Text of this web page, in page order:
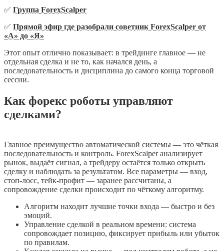
✅ Группа ForexScalper
✅ Прямой эфир где разобрали советник ForexScalper от
«А» до «Я»
Этот опыт отлично показывает: в трейдинге главное — не
отдельная сделка и не то, как начался день, а
последовательность и дисциплина до самого конца торговой
сессии.
Как форекс роботы управляют
сделками?
Главное преимущество автоматической системы — это чёткая
последовательность и контроль. ForexScalper анализирует
рынок, выдаёт сигнал, а трейдеру остаётся только открыть
сделку и наблюдать за результатом. Все параметры — вход,
стоп-лосс, тейк-профит — заранее рассчитаны, а
сопровождение сделки происходит по чёткому алгоритму.
Алгоритм находит лучшие точки входа — быстро и без
эмоций.
Управление сделкой в реальном времени: система
сопровождает позицию, фиксирует прибыль или убыток
по правилам.